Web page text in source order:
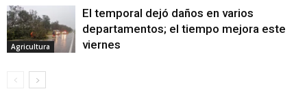
Agricultura
El temporal dejó daños en varios
departamentos; el tiempo mejora este
viernes